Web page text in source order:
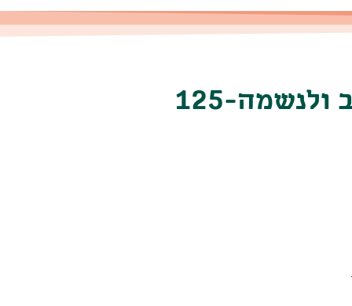
מארז קופסא ללב ולנשמה-125